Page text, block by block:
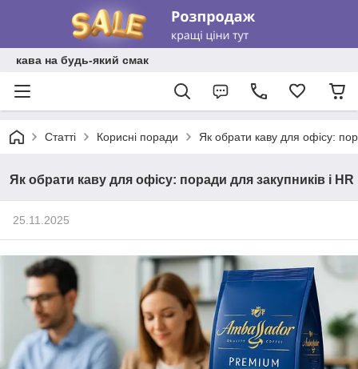
кава на будь-який смак
Статті Корисні поради Як обрати каву для офісу:
Як обрати каву для офісу: поради для закупників і HR
25.11.2025